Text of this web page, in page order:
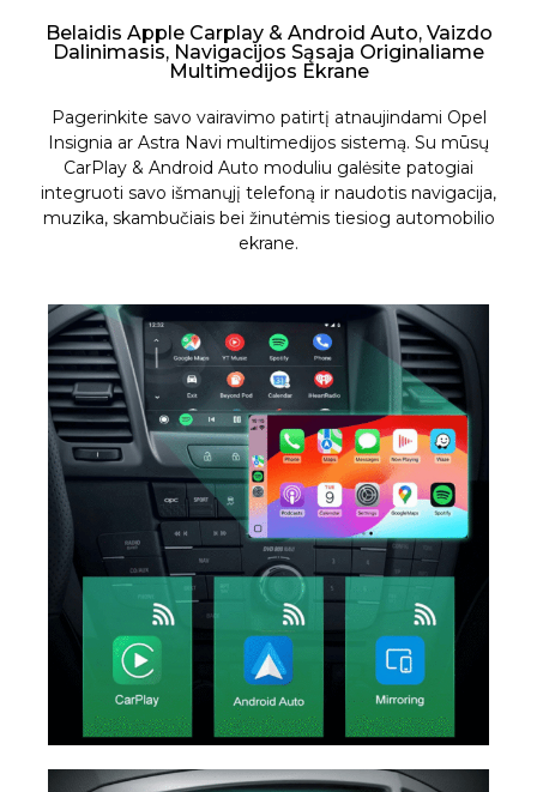
Belaidis Apple Carplay & Android Auto, Vaizdo
Dalinimasis, Navigacijos Sąsaja Originaliame
Multimedijos Ekrane
Pagerinkite savo vairavimo patirtį atnaujindami Opel
Insignia ar Astra Navi multimedijos sistemą. Su mūsų
CarPlay & Android Auto moduliu galėsite patogiai
integruoti savo išmanųjį telefoną ir naudotis navigacija,
muzika, skambučiais bei žinutėmis tiesiog automobilio
ekrane.